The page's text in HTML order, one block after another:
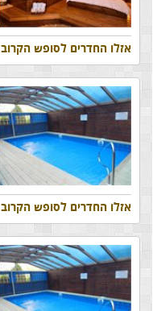
אזלו החדרים לסופש הקרוב
אזלו החדרים לסופש הקרוב